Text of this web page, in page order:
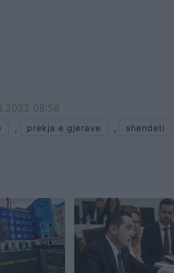
08:56
, prekja e gjerave ,
shendeti